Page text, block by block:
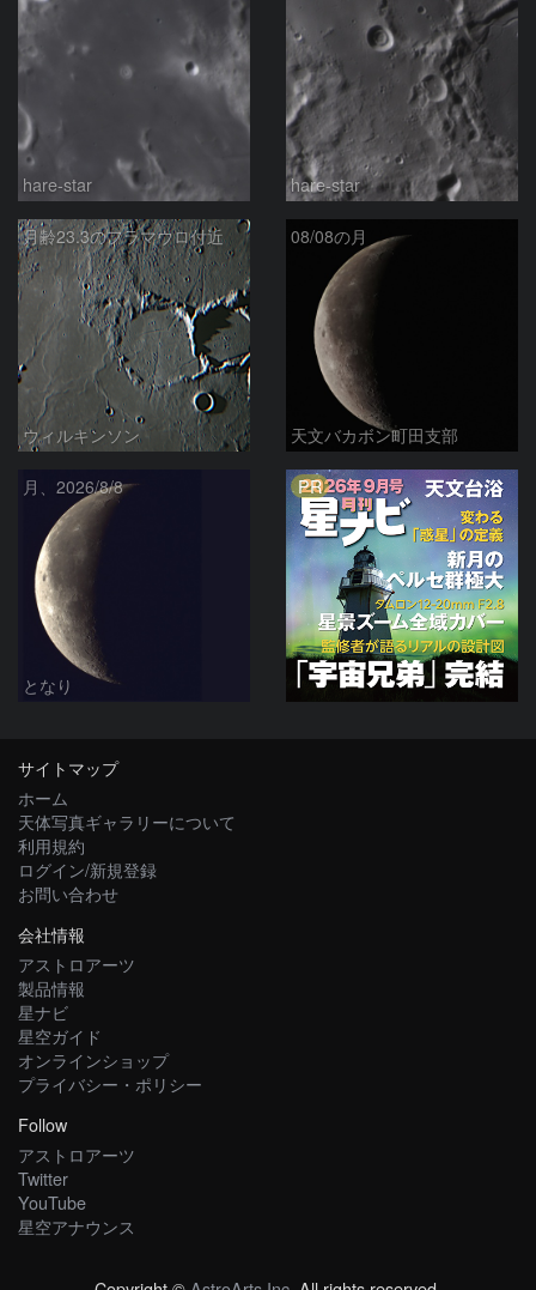
hare-star hare-star
月齢23.3のフラマウロ付近
ウィルキンソン
08/08の月
天文バカボン町田支部
月、2026/8/8
となり
PR
サイトマップ
ホーム
天体写真ギャラリーについて
利用規約
ログイン/新規登録
お問い合わせ
会社情報
アストロアーツ
製品情報
星ナビ
星空ガイド
オンラインショップ
プライバシー・ポリシー
Follow
アストロアーツ
Twitter
YouTube
星空アナウンス